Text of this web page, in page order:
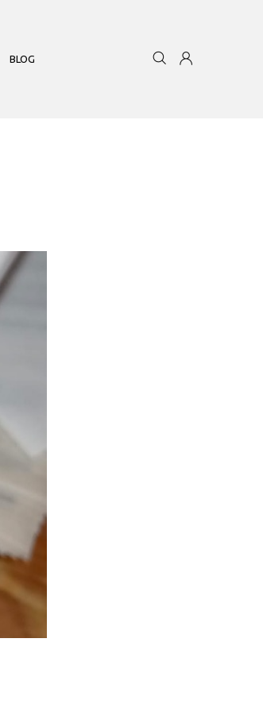
BLOG